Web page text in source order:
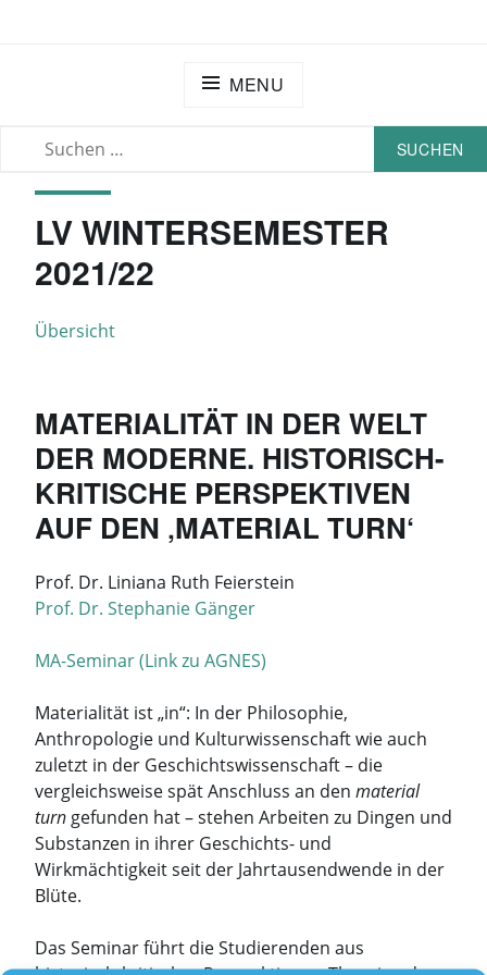
MENU
LV WINTERSEMESTER
2021/22
Übersicht
MATERIALITÄT IN DER WELT
DER MODERNE. HISTORISCH-
KRITISCHE PERSPEKTIVEN
AUF DEN ‚MATERIAL TURN‘
Prof. Dr. Liniana Ruth Feierstein
Prof. Dr. Stephanie Gänger
MA-Seminar (Link zu AGNES)
Materialität ist „in“: In der Philosophie,
Anthropologie und Kulturwissenschaft wie auch
zuletzt in der Geschichtswissenschaft – die
vergleichsweise spät Anschluss an den material
turn gefunden hat – stehen Arbeiten zu Dingen und
Substanzen in ihrer Geschichts- und
Wirkmächtigkeit seit der Jahrtausendwende in der
Blüte.
Das Seminar führt die Studierenden aus